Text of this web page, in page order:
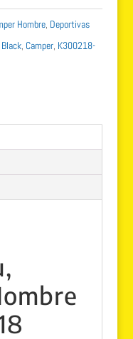
Hombre, Deportivas
Black, Camper, K300218-